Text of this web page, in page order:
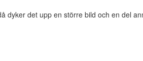
dyker det upp en större bild och en del